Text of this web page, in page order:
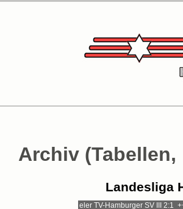
Archiv
Landesliga